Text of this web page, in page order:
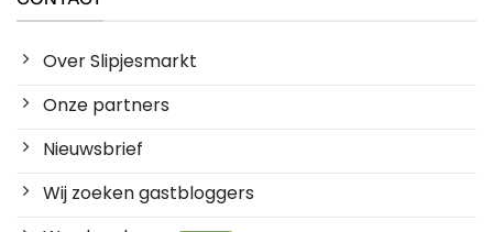
Over Slipjesmarkt
Onze partners
Nieuwsbrief
Wij zoeken gastbloggers